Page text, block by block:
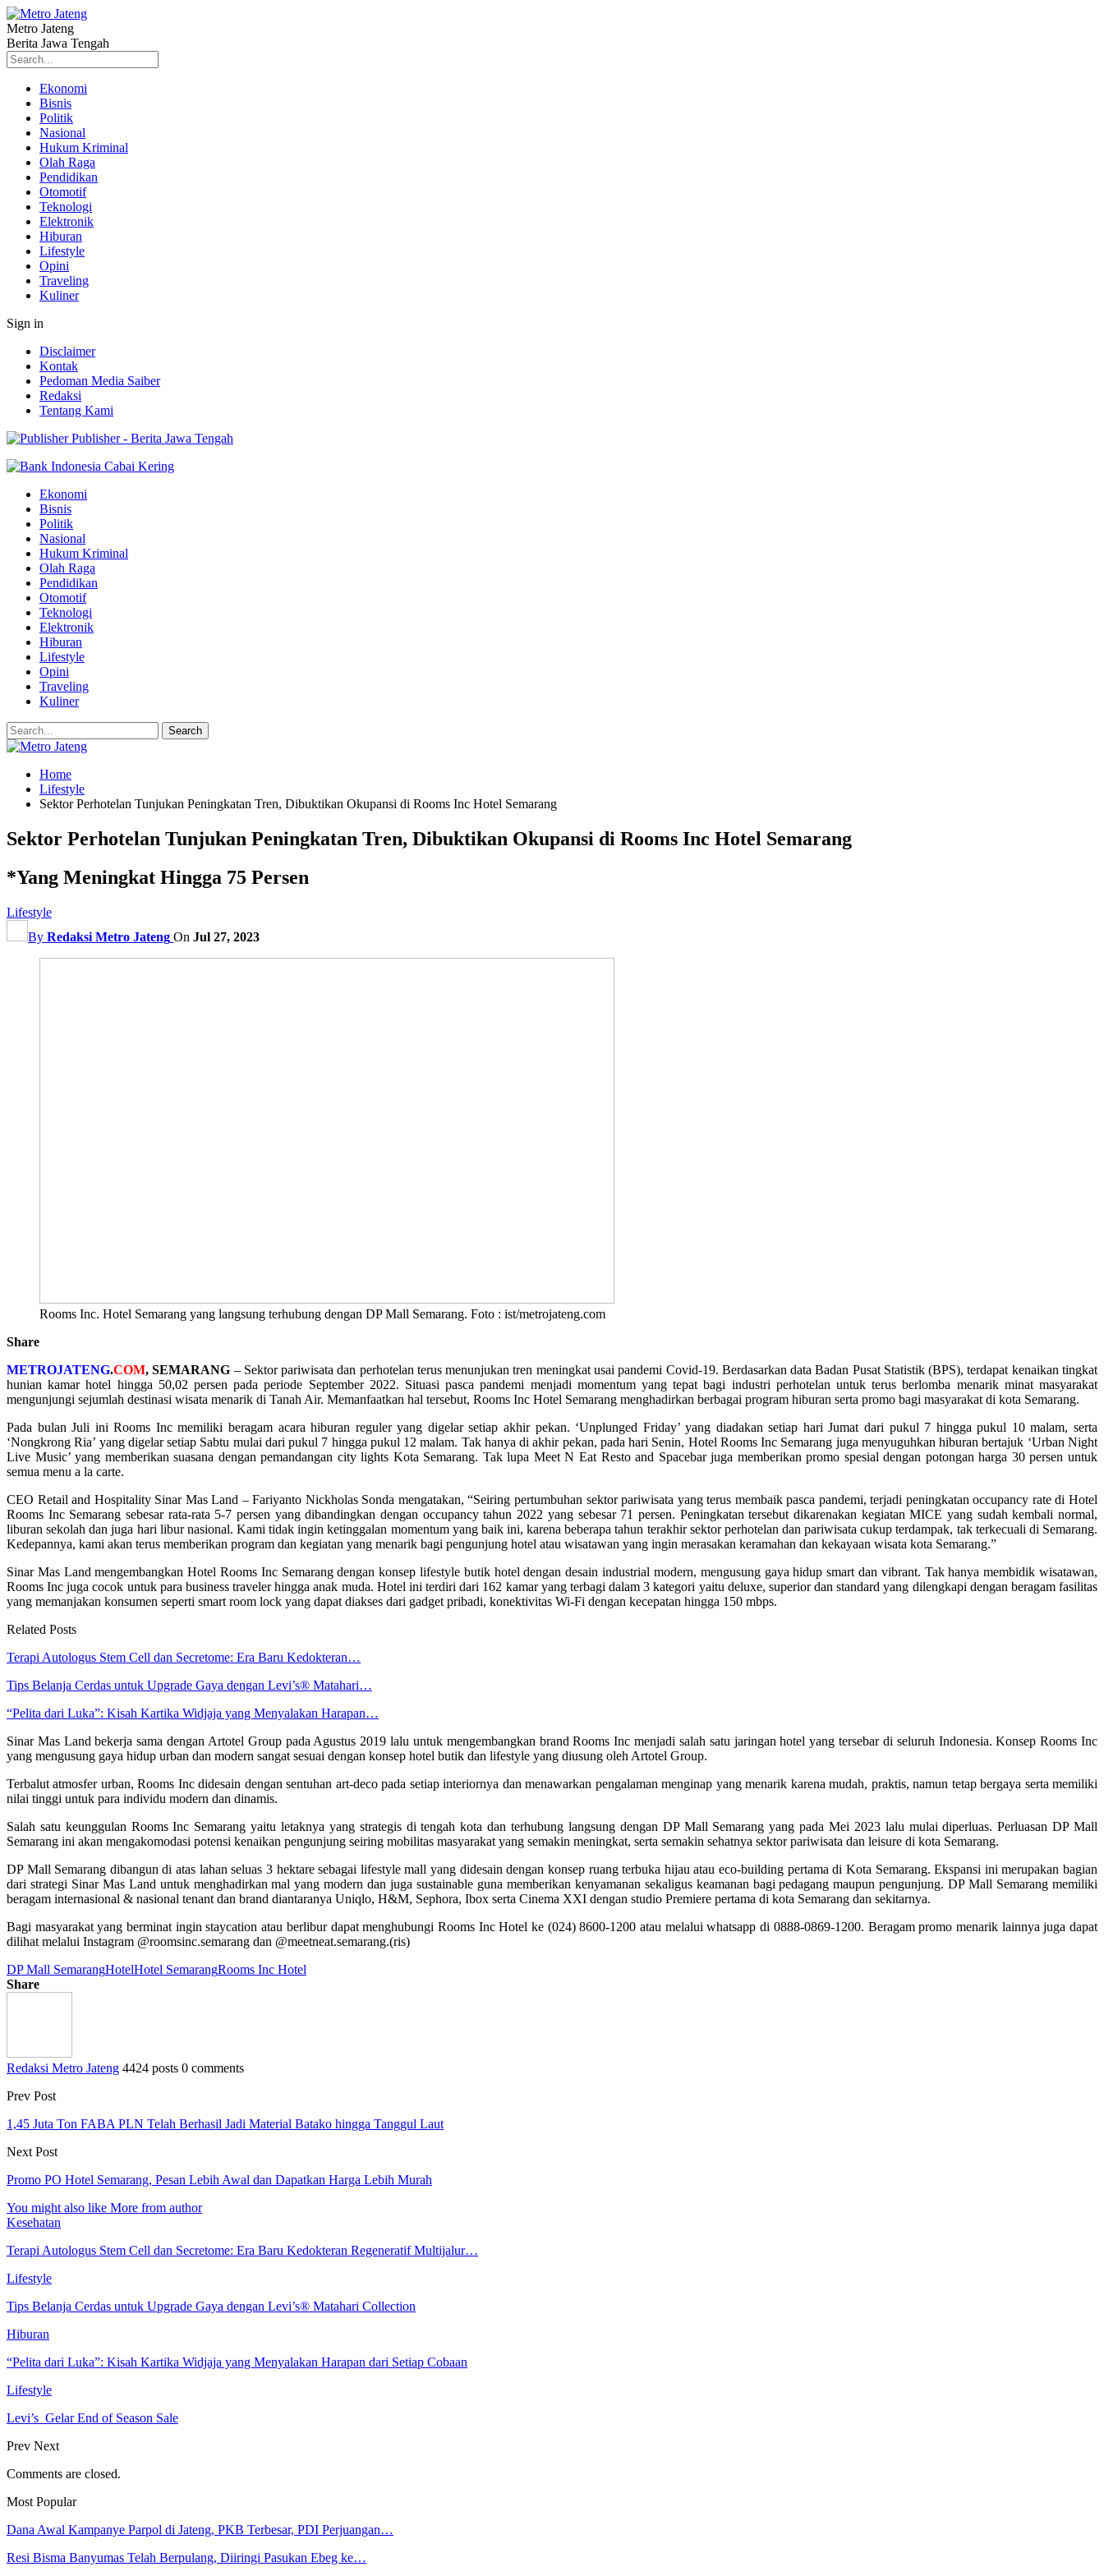
Metro Jateng
Berita Jawa Tengah
Ekonomi
Bisnis
Politik
Nasional
Hukum Kriminal
Olah Raga
Pendidikan
Otomotif
Teknologi
Elektronik
Hiburan
Lifestyle
Opini
Traveling
Kuliner
Sign in
Disclaimer
Kontak
Pedoman Media Saiber
Redaksi
Tentang Kami
Publisher - Berita Jawa Tengah
Ekonomi
Bisnis
Politik
Nasional
Hukum Kriminal
Olah Raga
Pendidikan
Otomotif
Teknologi
Elektronik
Hiburan
Lifestyle
Opini
Traveling
Kuliner
Home
Lifestyle
Sektor Perhotelan Tunjukan Peningkatan Tren, Dibuktikan Okupansi di Rooms Inc Hotel Semarang
Sektor Perhotelan Tunjukan Peningkatan Tren, Dibuktikan Okupansi di Rooms Inc Hotel Semarang
*Yang Meningkat Hingga 75 Persen
Lifestyle
By Redaksi Metro Jateng On Jul 27, 2023
Rooms Inc. Hotel Semarang yang langsung terhubung dengan DP Mall Semarang. Foto : ist/metrojateng.com
Share
METROJATENG.COM, SEMARANG – Sektor pariwisata dan perhotelan terus menunjukan tren meningkat usai pandemi Covid-19. Berdasarkan data Badan Pusat Statistik (BPS), terdapat kenaikan tingkat
hunian kamar hotel hingga 50,02 persen pada periode September 2022. Situasi pasca pandemi menjadi momentum yang tepat bagi industri perhotelan untuk terus berlomba menarik minat masyarakat
mengunjungi sejumlah destinasi wisata menarik di Tanah Air. Memanfaatkan hal tersebut, Rooms Inc Hotel Semarang menghadirkan berbagai program hiburan serta promo bagi masyarakat di kota Semarang.
Pada bulan Juli ini Rooms Inc memiliki beragam acara hiburan reguler yang digelar setiap akhir pekan. ‘Unplunged Friday’ yang diadakan setiap hari Jumat dari pukul 7 hingga pukul 10 malam, serta
‘Nongkrong Ria’ yang digelar setiap Sabtu mulai dari pukul 7 hingga pukul 12 malam. Tak hanya di akhir pekan, pada hari Senin, Hotel Rooms Inc Semarang juga menyuguhkan hiburan bertajuk ‘Urban Night
Live Music’ yang memberikan suasana dengan pemandangan city lights Kota Semarang. Tak lupa Meet N Eat Resto and Spacebar juga memberikan promo spesial dengan potongan harga 30 persen untuk
semua menu a la carte.
CEO Retail and Hospitality Sinar Mas Land – Fariyanto Nickholas Sonda mengatakan, “Seiring pertumbuhan sektor pariwisata yang terus membaik pasca pandemi, terjadi peningkatan occupancy rate di Hotel
Rooms Inc Semarang sebesar rata-rata 5-7 persen yang dibandingkan dengan occupancy tahun 2022 yang sebesar 71 persen. Peningkatan tersebut dikarenakan kegiatan MICE yang sudah kembali normal,
liburan sekolah dan juga hari libur nasional. Kami tidak ingin ketinggalan momentum yang baik ini, karena beberapa tahun terakhir sektor perhotelan dan pariwisata cukup terdampak, tak terkecuali di Semarang.
Kedepannya, kami akan terus memberikan program dan kegiatan yang menarik bagi pengunjung hotel atau wisatawan yang ingin merasakan keramahan dan kekayaan wisata kota Semarang.”
Sinar Mas Land mengembangkan Hotel Rooms Inc Semarang dengan konsep lifestyle butik hotel dengan desain industrial modern, mengusung gaya hidup smart dan vibrant. Tak hanya membidik wisatawan,
Rooms Inc juga cocok untuk para business traveler hingga anak muda. Hotel ini terdiri dari 162 kamar yang terbagi dalam 3 kategori yaitu deluxe, superior dan standard yang dilengkapi dengan beragam fasilitas
yang memanjakan konsumen seperti smart room lock yang dapat diakses dari gadget pribadi, konektivitas Wi-Fi dengan kecepatan hingga 150 mbps.
Related Posts
Terapi Autologus Stem Cell dan Secretome: Era Baru Kedokteran…
Tips Belanja Cerdas untuk Upgrade Gaya dengan Levi’s® Matahari…
“Pelita dari Luka”: Kisah Kartika Widjaja yang Menyalakan Harapan…
Sinar Mas Land bekerja sama dengan Artotel Group pada Agustus 2019 lalu untuk mengembangkan brand Rooms Inc menjadi salah satu jaringan hotel yang tersebar di seluruh Indonesia. Konsep Rooms Inc
yang mengusung gaya hidup urban dan modern sangat sesuai dengan konsep hotel butik dan lifestyle yang diusung oleh Artotel Group.
Terbalut atmosfer urban, Rooms Inc didesain dengan sentuhan art-deco pada setiap interiornya dan menawarkan pengalaman menginap yang menarik karena mudah, praktis, namun tetap bergaya serta memiliki
nilai tinggi untuk para individu modern dan dinamis.
Salah satu keunggulan Rooms Inc Semarang yaitu letaknya yang strategis di tengah kota dan terhubung langsung dengan DP Mall Semarang yang pada Mei 2023 lalu mulai diperluas. Perluasan DP Mall
Semarang ini akan mengakomodasi potensi kenaikan pengunjung seiring mobilitas masyarakat yang semakin meningkat, serta semakin sehatnya sektor pariwisata dan leisure di kota Semarang.
DP Mall Semarang dibangun di atas lahan seluas 3 hektare sebagai lifestyle mall yang didesain dengan konsep ruang terbuka hijau atau eco-building pertama di Kota Semarang. Ekspansi ini merupakan bagian
dari strategi Sinar Mas Land untuk menghadirkan mal yang modern dan juga sustainable guna memberikan kenyamanan sekaligus keamanan bagi pedagang maupun pengunjung. DP Mall Semarang memiliki
beragam internasional & nasional tenant dan brand diantaranya Uniqlo, H&M, Sephora, Ibox serta Cinema XXI dengan studio Premiere pertama di kota Semarang dan sekitarnya.
Bagi masyarakat yang berminat ingin staycation atau berlibur dapat menghubungi Rooms Inc Hotel ke (024) 8600-1200 atau melalui whatsapp di 0888-0869-1200. Beragam promo menarik lainnya juga dapat
dilihat melalui Instagram @roomsinc.semarang dan @meetneat.semarang.(ris)
DP Mall SemarangHotelHotel SemarangRooms Inc Hotel
Share
Redaksi Metro Jateng 4424 posts 0 comments
Prev Post
1,45 Juta Ton FABA PLN Telah Berhasil Jadi Material Batako hingga Tanggul Laut
Next Post
Promo PO Hotel Semarang, Pesan Lebih Awal dan Dapatkan Harga Lebih Murah
You might also like More from author
Kesehatan
Terapi Autologus Stem Cell dan Secretome: Era Baru Kedokteran Regeneratif Multijalur…
Lifestyle
Tips Belanja Cerdas untuk Upgrade Gaya dengan Levi’s® Matahari Collection
Hiburan
“Pelita dari Luka”: Kisah Kartika Widjaja yang Menyalakan Harapan dari Setiap Cobaan
Lifestyle
Levi’s Gelar End of Season Sale
Prev Next
Comments are closed.
Most Popular
Dana Awal Kampanye Parpol di Jateng, PKB Terbesar, PDI Perjuangan…
Resi Bisma Banyumas Telah Berpulang, Diiringi Pasukan Ebeg ke…